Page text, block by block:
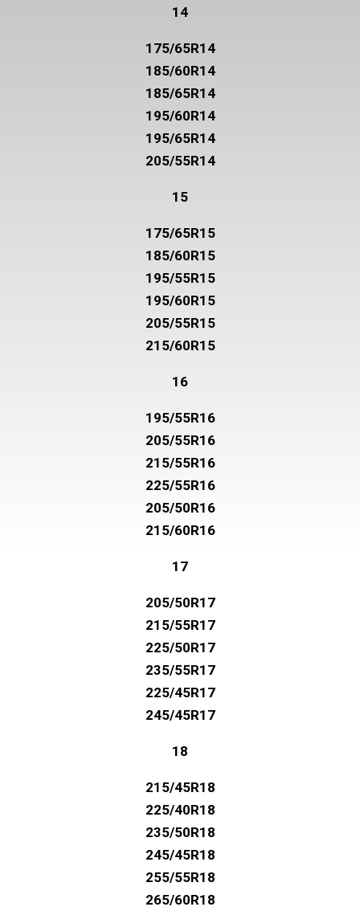
14
175/65R14
185/60R14
185/65R14
195/60R14
195/65R14
205/55R14
15
175/65R15
185/60R15
195/55R15
195/60R15
205/55R15
215/60R15
16
195/55R16
205/55R16
215/55R16
225/55R16
205/50R16
215/60R16
17
205/50R17
215/55R17
225/50R17
235/55R17
225/45R17
245/45R17
18
215/45R18
225/40R18
235/50R18
245/45R18
255/55R18
265/60R18